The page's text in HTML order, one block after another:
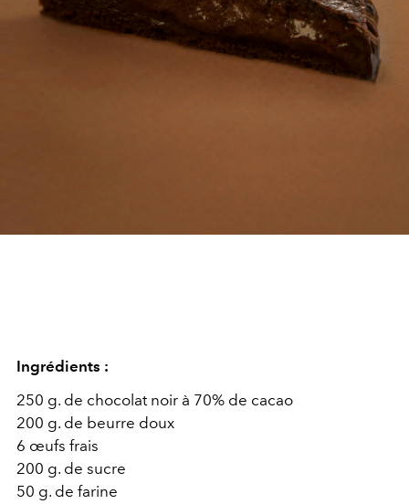
Ingrédients :
250 g. de chocolat noir à 70% de cacao
200 g. de beurre doux
6 œufs frais
200 g. de sucre
50 g. de farine